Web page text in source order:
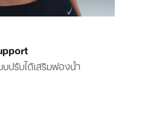
รับได้เสริมฟองน้ำ